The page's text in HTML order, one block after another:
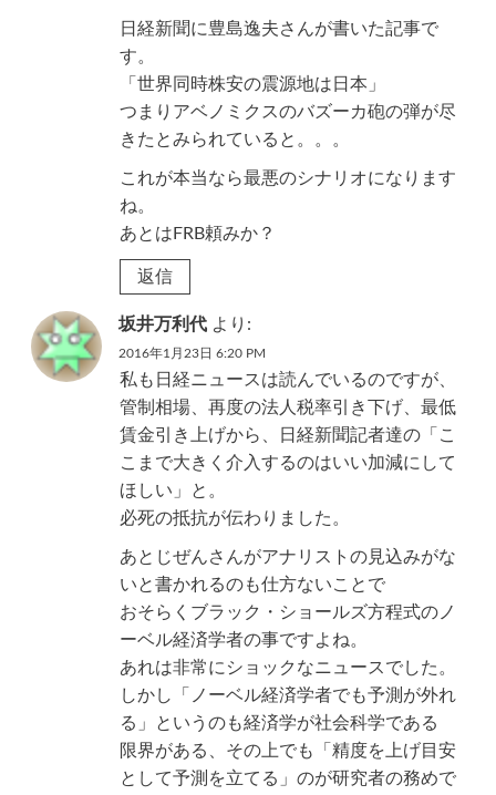
日経新聞に豊島逸夫さんが書いた記事で
す。
「世界同時株安の震源地は日本」
つまりアベノミクスのバズーカ砲の弾が尽
きたとみられていると。。。
これが本当なら最悪のシナリオになります
ね。
あとはFRB頼みか？
返信
坂井万利代 より:
2016年1月23日 6:20 PM
私も日経ニュースは読んでいるのですが、
管制相場、再度の法人税率引き下げ、最低
賃金引き上げから、日経新聞記者達の「こ
こまで大きく介入するのはいい加減にして
ほしい」と。
必死の抵抗が伝わりました。
あとじぜんさんがアナリストの見込みがな
いと書かれるのも仕方ないことで
おそらくブラック・ショールズ方程式のノ
ーベル経済学者の事ですよね。
あれは非常にショックなニュースでした。
しかし「ノーベル経済学者でも予測が外れ
る」というのも経済学が社会科学である
限界がある、その上でも「精度を上げ目安
として予測を立てる」のが研究者の務めで